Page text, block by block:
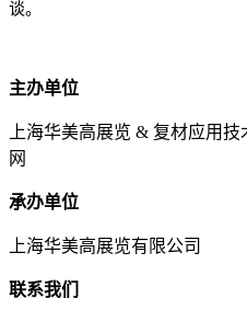
谈。
主办单位
上海华美高展览 & 复材应用技
网
承办单位
上海华美高展览有限公司
联系我们